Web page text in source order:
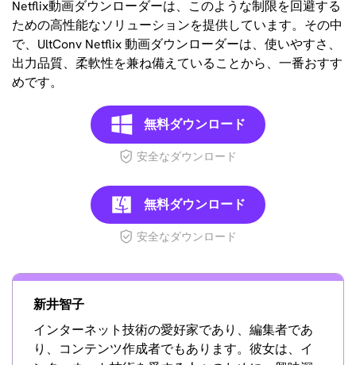
Netflix動画ダウンローダーは、このような制限を回避する
ための高性能なソリューションを提供しています。その中
で、UltConv Netflix 動画ダウンローダーは、使いやすさ、
出力品質、柔軟性を兼ね備えていることから、一番おすす
めです。
無料ダウンロード
安全なダウンロード
無料ダウンロード
安全なダウンロード
新井智子
インターネット技術の愛好家であり、編集者であ
り、コンテンツ作成者でもあります。彼女は、イ